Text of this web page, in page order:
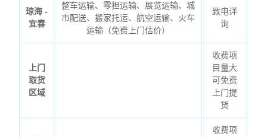
琼海 -
宜春
整车运输、零担运输、展览运输、城
市配送、搬家托运、航空运输、火车
运输（免费上门估价）
致电详
询
上门
取货
区域
收费项
目量大
可免费
上门提
货
收费项